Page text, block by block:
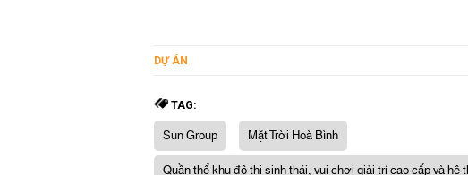
DỰ ÁN
TAG:
Sun Group
Mặt Trời Hoà Bình
Quần thể khu đô thị sinh thái, vui chơi giải trí cao cấp và hệ